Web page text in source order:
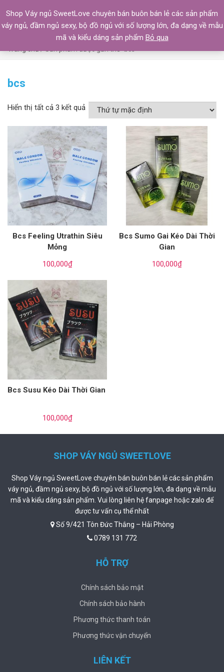
bcs
Hiển thị tất cả 3 kết quả
Bcs Feeling Utrathin Siêu
Mỏng
100,000₫
Bcs Sumo Gai Kéo Dài Thời
Gian
100,000₫
Bcs Susu Kéo Dài Thời Gian
100,000₫
SHOP VÁY NGỦ SWEETLOVE
Shop Váy ngủ SweetLove chuyên bán buôn bán lẻ các sản phẩm
váy ngủ, đầm ngủ sexy, bộ đồ ngủ với số lượng lớn, đa dạng về mẫu
mã và kiểu dáng sản phẩm. Vui lòng liên hệ fanpage hoặc zalo để
được tư vấn cụ thể nhất
Số 9/421 Tôn Đức Thắng – Hải Phòng
0789 131 772
HỖ TRỢ
Chính sách bảo mật
Chính sách bảo hành
Phương thức thanh toán
Phương thức vận chuyển
LIÊN KẾT
Shop Váy ngủ SweetLove chuyên bán buôn bán lẻ các sản phẩm
váy ngủ, đầm ngủ sexy, bộ đồ ngủ với số lượng lớn, đa dạng về mẫu
mã và kiểu dáng sản phẩm Bỏ qua